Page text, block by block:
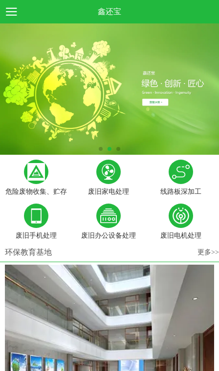
鑫还宝
危险废物收集、贮存 废旧家电处理 线路板深加工
废旧手机处理 废旧办公设备处理 废旧电机处理
环保教育基地 更多>>